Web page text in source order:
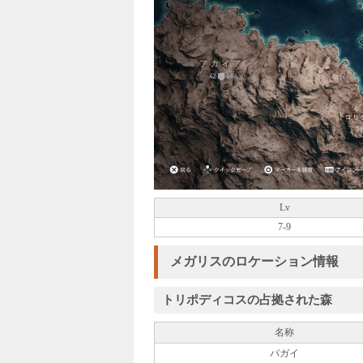
Lv
7-9
メガリスのロケーション情報
トリポディコスの占拠された森
名称
パガイ